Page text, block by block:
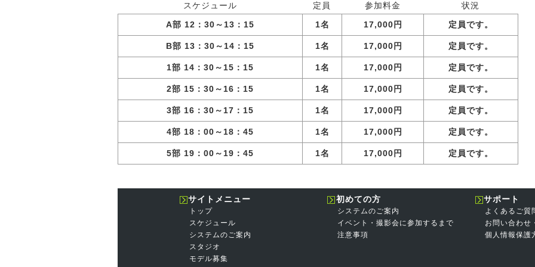
スケジュール 定員 参加料金
状況
A部 12：30～13：15
1名 17,000円 定員です。
B部 13：30～14：15 1名 17,000円 定員です。
1部 14：30～15：15 1名 17,000円 定員です。
2部 15：30～16：15 1名 17,000円 定員です。
3部 16：30～17：15 1名 17,000円 定員です。
4部 18：00～18：45 1名 17,000円 定員です。
5部 19：00～19：45 1名 17,000円 定員です。
サイトメニュー
トップ
スケジュール
システムのご案内
スタジオ
モデル募集
初めての方
システムのご案内
イベント・撮影会に参加するまで
注意事項
サポート
よくあるご質
お問い合わせ
個人情報保護